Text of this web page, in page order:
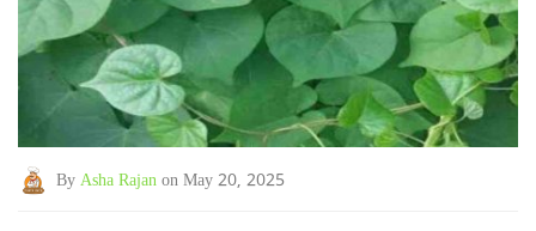
By Asha Rajan on May 20, 2025